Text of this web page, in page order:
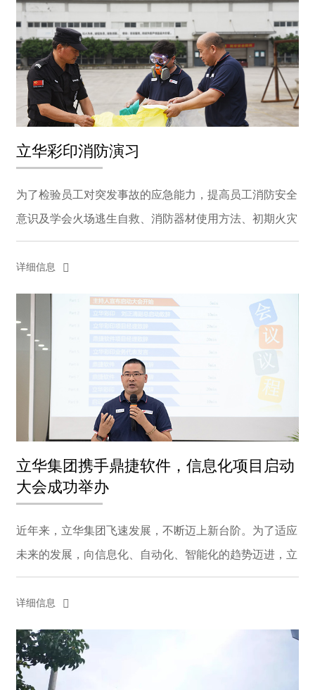
立华彩印消防演习
为了检验员工对突发事故的应急能力，提高员工消防安全
意识及学会火场逃生自救、消防器材使用方法、初期火灾
扑救处理措施等，立华彩印于2020年6月24日下午16：00-
-17: 00进行消防培训及演习。本次演习公司领导高度重...
详细信息
立华集团携手鼎捷软件，信息化项目启动
大会成功举办
近年来，立华集团飞速发展，不断迈上新台阶。为了适应
未来的发展，向信息化、自动化、智能化的趋势迈进，立
华集团携手鼎捷软件，T100项目战略合作于2020年7月15
日正式启动。 企业内部管理与ERP系统、智物流系统...
详细信息